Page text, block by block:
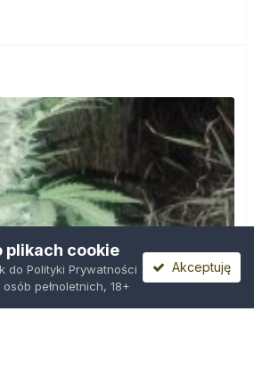
plikach cookie
do Polityki Prywatności
pełnoletnich, 18+
Akceptuję